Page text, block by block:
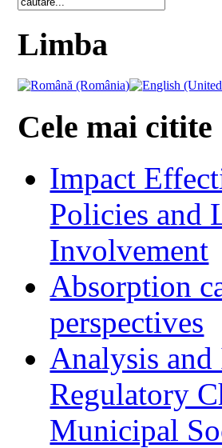
Limba
Cele mai citite
Impact
Policies and
Involvement
Absorption
perspectives
Analysis
Regulatory
Municipal